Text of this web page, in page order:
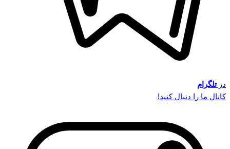
درتلگرام
کانال ما را دنبال کنید!